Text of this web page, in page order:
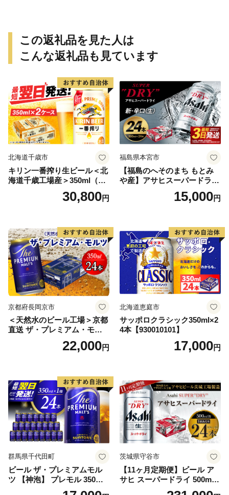
この返礼品を見た人は
こんな返礼品も見ています
北海道千歳市
キリン一番搾り生ビール＜北
海道千歳工場産＞350ml（24
30,800円
福島県本宮市
【福島のへそのまち もとみ
や産】アサヒスーパードライ
350ml×24本 合計8.4L 1ケー
ス アルコール度数5% 缶ビー
口 送料無料 カメイ 本宮市
【07214-0206】
15,000円
京都府長岡京市
＜天然水のビール工場＞京都
直送 ザ・プレミアム・モル
ツ 350ml×24本 プレモル [149
22,000円
北海道恵庭市
サッポロクラシック350ml×2
4本【930010101】
17,000円
群馬県千代田町
ビール ザ・プレミアムモル
ツ 【神泡】 プレモル 350ml
× 24本 サントリー〈天然水の
茨城県守谷市
【11ヶ月定期便】ビール ア
サヒ スーパードライ 500ml 2
4本 1ケース×11ヶ月 | アサヒ